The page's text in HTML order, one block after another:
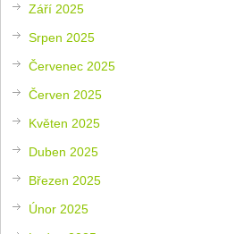
Září 2025
Srpen 2025
Červenec 2025
Červen 2025
Květen 2025
Duben 2025
Březen 2025
Únor 2025